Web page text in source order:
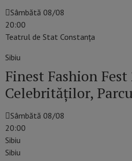
Sâmbătă 08/08
20:00
Teatrul de Stat Constanţa
Sibiu
Finest Fashion
Celebrităților,
Sâmbătă 08/08
20:00
Sibiu
Sibiu